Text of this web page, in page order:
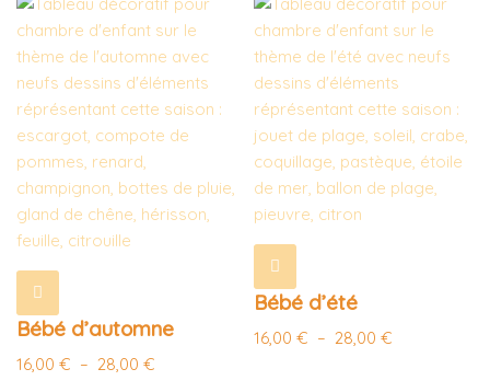
Bébé d’automne
16,00 € – 28,00 €
Bébé d’été
16,00€ – 28,00€